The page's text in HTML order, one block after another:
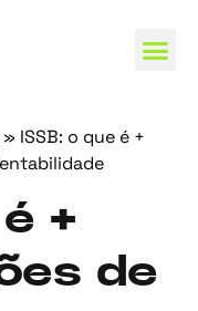
» ISSB: o que é +
+
de